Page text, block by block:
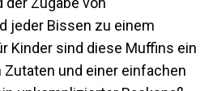
jeder Bissen zu einem
Kinder sind diese Muffins ein
und einer einfachen